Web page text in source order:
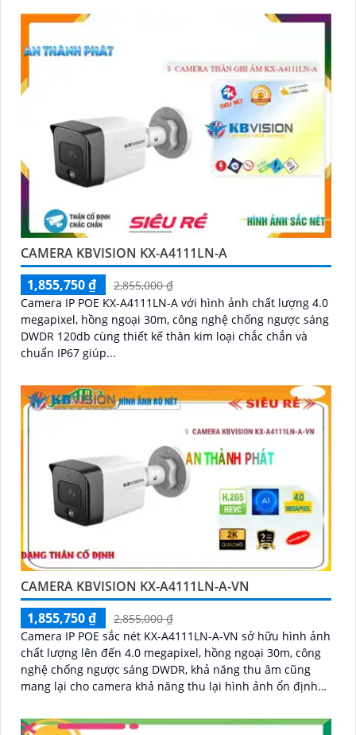
CAMERA KBVISION KX-A4111LN-A
1,855,750 ₫
2,855,000 ₫
Camera IP POE KX-A4111LN-A với hình ảnh chất lượng 4.0
megapixel, hồng ngoại 30m, công nghệ chống ngược sáng
DWDR 120db cùng thiết kế thân kim loại chắc chắn và
chuẩn IP67 giúp...
CAMERA KBVISION KX-A4111LN-A-VN
1,855,750 ₫
2,855,000 ₫
Camera IP POE sắc nét KX-A4111LN-A-VN sở hữu hình ảnh
chất lượng lên đến 4.0 megapixel, hồng ngoại 30m, công
nghệ chống ngược sáng DWDR, khả năng thu âm cũng
mang lại cho camera khả năng thu lại hình ảnh ổn định